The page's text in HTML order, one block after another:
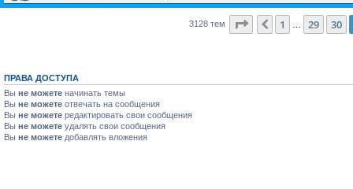
3128 тем Страница 31из 126
Пред.
1 29 30
ПРАВА ДОСТУПА
Вы не можете начинать темы
Вы не можете отвечать на сообщения
Вы не можете редактировать свои сообщения
Вы не можете удалять свои сообщения
Вы не можете добавлять вложения